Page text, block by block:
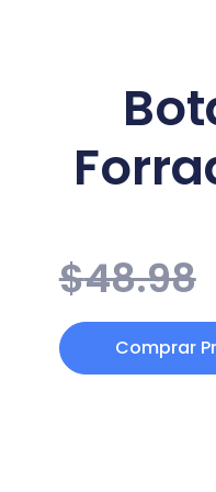
$48.98
Comprar